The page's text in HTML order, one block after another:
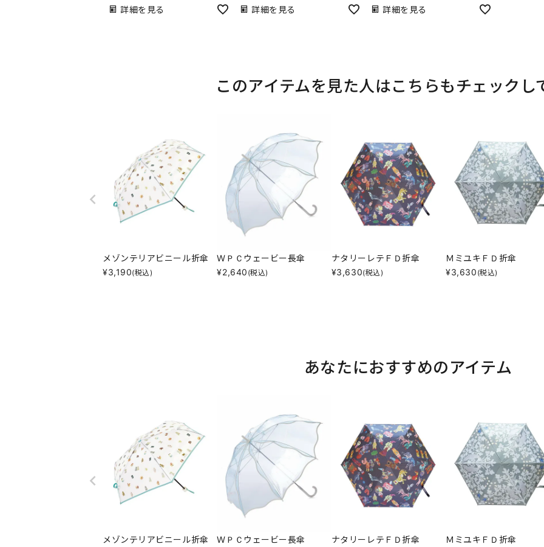
詳細を見る 詳細を見る 詳細を見る
このアイテムを見た人はこちらもチェックし
メゾンテリアビニール折傘
¥3,190(税込)
ＷＰＣウェービー長傘
¥2,640 (税込)
ナタリーレテＦＤ折傘
¥3,630(税込)
ＭミユキＦＤ折傘
¥3,630 (税込)
あなたにおすすめのアイテム
メゾンテリアビニール折傘
ＷＰＣウェービー長傘
ナタリーレテＦＤ折傘
ＭミユキＦＤ折傘